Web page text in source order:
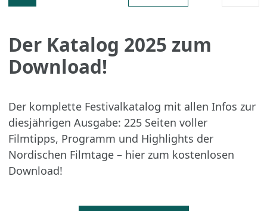
Der Katalog 2025 zum
Download!
Der komplette Festivalkatalog mit allen Infos zur
diesjährigen Ausgabe: 225 Seiten voller
Filmtipps, Programm und Highlights der
Nordischen Filmtage – hier zum kostenlosen
Download!